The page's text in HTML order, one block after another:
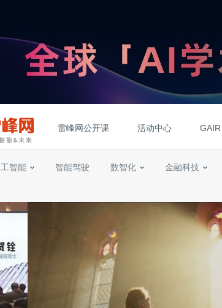
雷峰网公开课 活动中心 GAIR
工智能 智能驾驶 数智化 金融科技